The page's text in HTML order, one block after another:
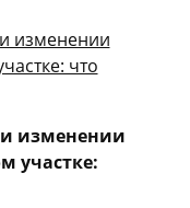
изменении
участке: